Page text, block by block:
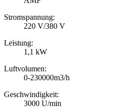
Stromspannung:
220 V/380 V
Leistung:
1,1 kW
Luftvolumen:
0-230000m3/h
Geschwindigkeit:
3000 U/min